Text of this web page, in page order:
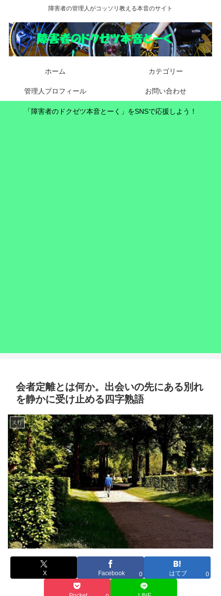
障害者の管理人がコッソリ教える本音のサイト
ホーム カテゴリー
管理人プロフィール お問い合わせ
「障害者のドクゼツ本音とーく」をSNSで応援しよう！
会者定離とは何か。出会いの先にある別れ
を静かに受け止める四字熟語
え行
X Facebook 0 はてブ 0